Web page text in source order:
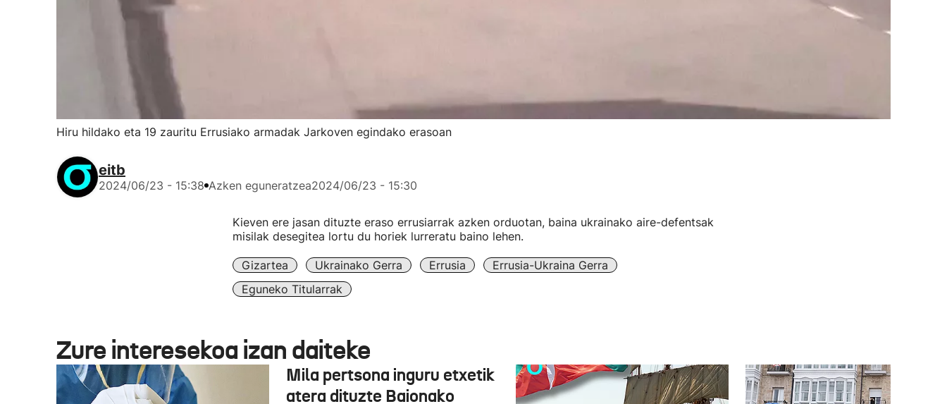
Hiru hildako eta 19 zauritu Errusiako armadak Jarkoven egindako erasoan
eitb
2024/06/23 - 15:38 Azken eguneratzea2024/06/23 - 15:30
Kieven ere jasan dituzte eraso errusiarrak azken orduotan, baina ukrainako aire-defentsak
misilak desegitea lortu du horiek lurreratu baino lehen.
Gizartea Ukrainako Gerra Errusia
Errusia-Ukraina Gerra
Eguneko Titularrak
Zure interesekoa izan daiteke
Mila pertsona inguru etxetik
atera dituzte Baionako